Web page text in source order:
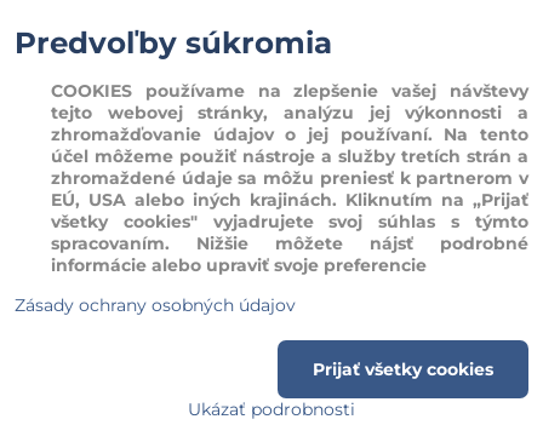
Predvoľby súkromia
COOKIES používame na zlepšenie vašej návštevy
tejto webovej stránky, analýzu jej výkonnosti a
zhromažďovanie údajov o jej používaní. Na tento
účel môžeme použiť nástroje a služby tretích strán a
zhromaždené údaje sa môžu preniesť k partnerom v
EÚ, USA alebo iných krajinách. Kliknutím na „Prijať
všetky cookies" vyjadrujete svoj súhlas s týmto
spracovaním. Nižšie môžete nájsť podrobné
informácie alebo upraviť svoje preferencie
Zásady ochrany osobných údajov
Ukázať podrobnosti
Prijať všetky cookies